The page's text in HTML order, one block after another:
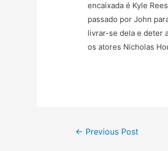
encaixada é Kyle
passado por John
livrar-se dela e deter
os atores Nicholas
Post
← Previous Post